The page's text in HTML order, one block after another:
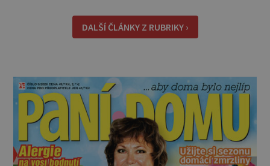
přípravě a výdeji jídla se snadno rozšíří ze
zeleninového salátu i na další potraviny. Dobro
DALŠÍ ČLÁNKY Z RUBRIKY ›